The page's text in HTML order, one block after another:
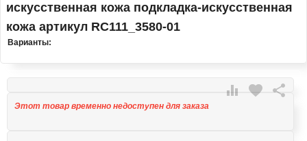
искусственная кожа подкладка-искусственная
кожа артикул RC111_3580-01
Варианты:
 favorite 
Этот товар временно недоступен для заказа